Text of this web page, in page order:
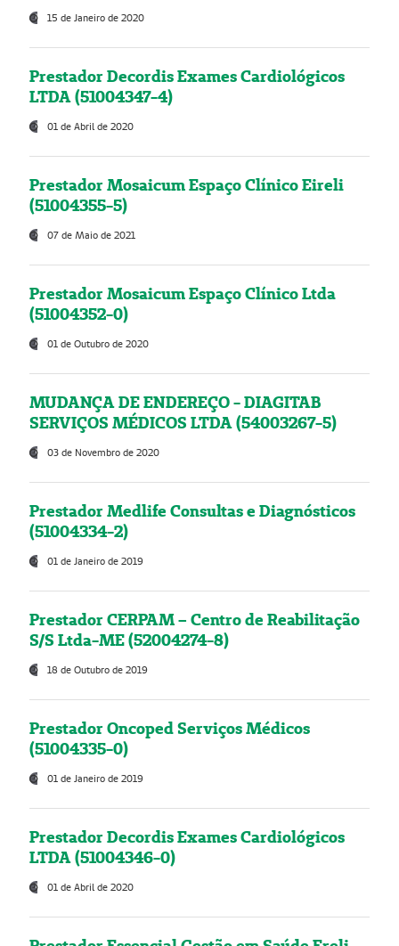
15 de Janeiro de 2020
Prestador Decordis Exames Cardiológicos
LTDA (51004347-4)
01 de Abril de 2020
Prestador Mosaicum Espaço Clínico Eireli
(51004355-5)
07 de Maio de 2021
Prestador Mosaicum Espaço Clínico Ltda
(51004352-0)
01 de Outubro de 2020
MUDANÇA DE ENDEREÇO - DIAGITAB
SERVIÇOS MÉDICOS LTDA (54003267-5)
03 de Novembro de 2020
Prestador Medlife Consultas e Diagnósticos
(51004334-2)
01 de Janeiro de 2019
Prestador CERPAM – Centro de Reabilitação
S/S Ltda-ME (52004274-8)
18 de Outubro de 2019
Prestador Oncoped Serviços Médicos
(51004335-0)
01 de Janeiro de 2019
Prestador Decordis Exames Cardiológicos
LTDA (51004346-0)
01 de Abril de 2020